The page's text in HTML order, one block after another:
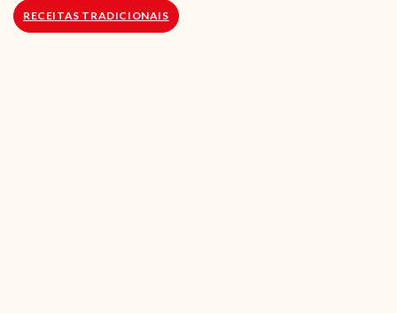
LOJA ONLINE
RECEITAS TRADICIONAIS